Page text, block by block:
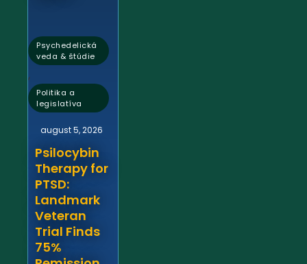
Psychedelická
veda & štúdie
,
Politika a
legislatíva
august 5, 2026
Psilocybin
Therapy for
PTSD:
Landmark
Veteran
Trial Finds
75%